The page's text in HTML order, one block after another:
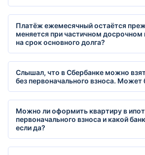
Платёж ежемесячный остаётся
меняется при частичном досрочном
на срок основного долга?
Слышал, что в Сбербанке можно
без первоначального взноса. Может
Можно ли оформить квартиру в
первоначального взноса и какой
если да?